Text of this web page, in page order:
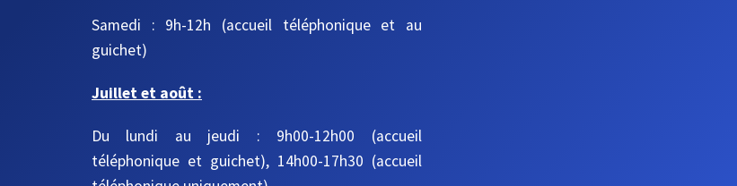
Samedi : 9h-12h (accueil téléphonique et au
guichet)
Juillet et août :
Du lundi au jeudi : 9h00-12h00 (accueil
téléphonique et guichet), 14h00-17h30 (accueil